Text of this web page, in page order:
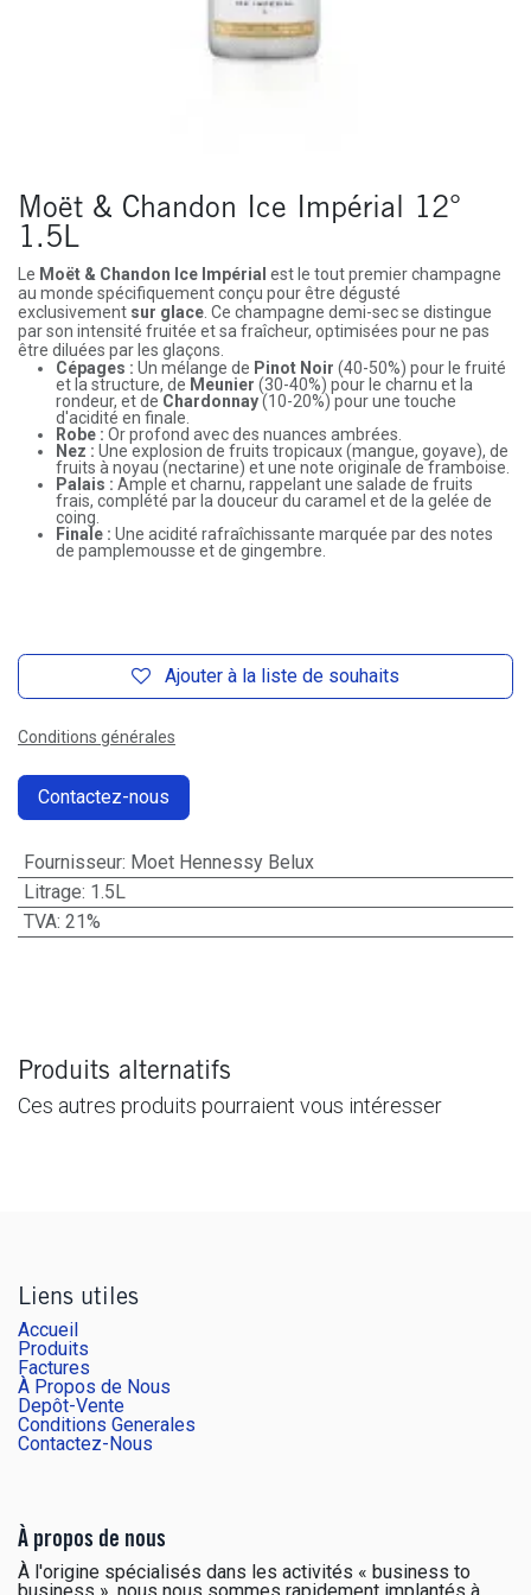
Moët & Chandon Ice Impérial 12°
1.5L
Le Moët & Chandon Ice Impérial est le tout premier champagne
au monde spécifiquement conçu pour être dégusté
exclusivement sur glace . Ce champagne demi-sec se distingue
par son intensité fruitée et sa fraîcheur, optimisées pour ne pas
être diluées par les glaçons.
Cépages : Un mélange de Pinot Noir (40-50%) pour le fruité
et la structure, de Meunier (30-40%) pour le charnu et la
rondeur, et de Chardonnay(10-20%) pour une touche
d'acidité en finale.
Robe : Or profond avec des nuances ambrées.
Nez : Une explosion de fruits tropicaux (mangue, goyave), de
fruits à noyau (nectarine) et une note originale de framboise.
Palais : Ample et charnu, rappelant une salade de fruits
frais, complété par la douceur du caramel et de la gelée de
coing.
Finale : Une acidité rafraîchissante marquée par des notes
de pamplemousse et de gingembre.
Ajouter à la liste de souhaits
Conditions générales
Contactez-nous
Fournisseur: Moet Hennessy Belux
Litrage: 1.5L
TVA: 21%
Produits alternatifs
Ces autres produits pourraient vous intéresser
Liens utiles
Accueil
Produits
Factures
À Propos de Nous
Depôt-Vente
Conditions Generales
Contactez-Nous
À propos de nous
À l'origine spécialisés dans les activités « business to